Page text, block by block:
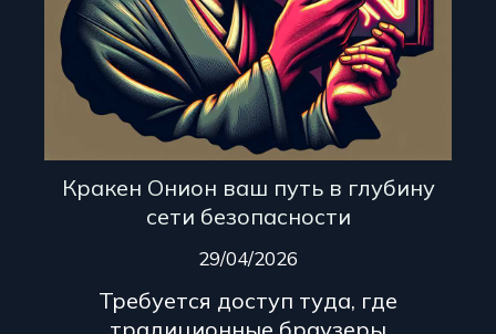
Кракен Онион ваш путь в глубину
сети безопасности
29/04/2026
Требуется доступ туда, где